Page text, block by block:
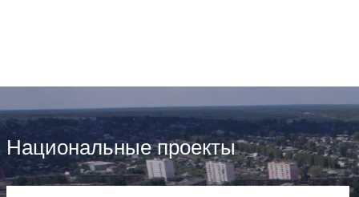
Национальные проекты